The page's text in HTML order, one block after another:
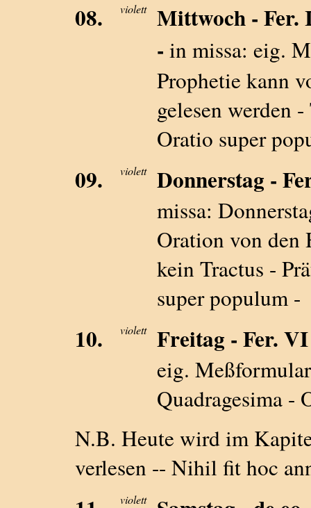
08. violett
Mittwoch - Fer.
- in missa: eig.
Prophetie kann
gelesen werden
Oratio super
09. violett Donnerstag -
missa:
Oration von
kein Tractus -
super populum -
10. violett Freitag - Fer.
eig.
Quadragesima -
N.B. Heute wird im
verlesen -- Nihil fit hoc
violett